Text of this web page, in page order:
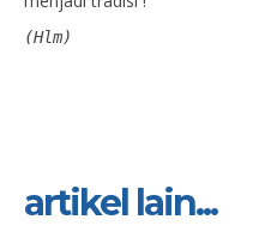
(Hlm)
artikel lain...